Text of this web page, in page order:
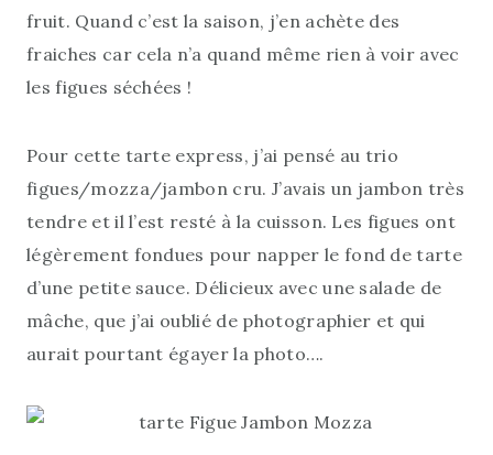
fruit. Quand c’est la saison, j’en achète des
fraiches car cela n’a quand même rien à voir avec
les figues séchées !
Pour cette tarte express, j’ai pensé au trio
figues/mozza/jambon cru. J’avais un jambon très
tendre et il l’est resté à la cuisson. Les figues ont
légèrement fondues pour napper le fond de tarte
d’une petite sauce. Délicieux avec une salade de
mâche, que j’ai oublié de photographier et qui
aurait pourtant égayer la photo….